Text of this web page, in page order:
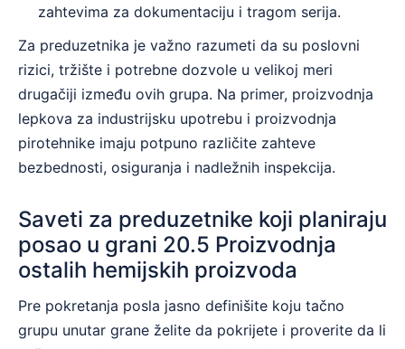
zahtevima za dokumentaciju i tragom serija.
Za preduzetnika je važno razumeti da su poslovni
rizici, tržište i potrebne dozvole u velikoj meri
drugačiji između ovih grupa. Na primer, proizvodnja
lepkova za industrijsku upotrebu i proizvodnja
pirotehnike imaju potpuno različite zahteve
bezbednosti, osiguranja i nadležnih inspekcija.
Saveti za preduzetnike koji planiraju
posao u grani 20.5 Proizvodnja
ostalih hemijskih proizvoda
Pre pokretanja posla jasno definišite koju tačno
grupu unutar grane želite da pokrijete i proverite da li